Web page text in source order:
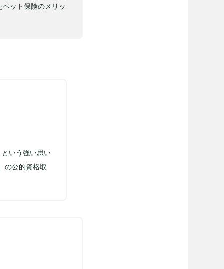
ット保険のメリッ
いう強い思い
の公的資格取